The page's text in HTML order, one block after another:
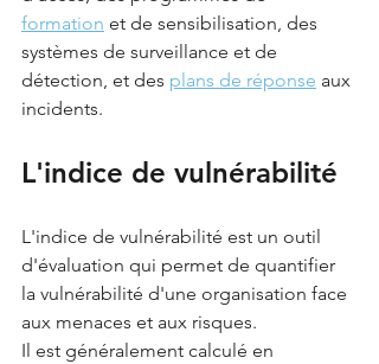
formation et de sensibilisation, des
systèmes de surveillance et de
détection, et des plans de réponse aux
incidents.
L'indice de vulnérabilité
L'indice de vulnérabilité est un outil
d'évaluation qui permet de quantifier
la vulnérabilité d'une organisation face
aux menaces et aux risques.
Il est généralement calculé en